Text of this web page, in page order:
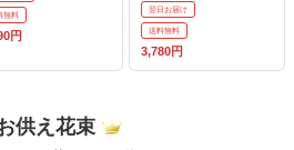
無料
円
翌日お届け
送料無料
3,780円
供え花束